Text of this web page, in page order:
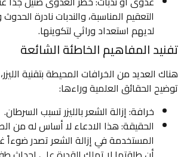
التعقيم المناسبة، والندبات نادرة
لديهم استعداد وراثي لتكوينها.
تفنيد المفاهيم الخاطئة الشائعة
هناك العديد من الخرافات المحيطة بتقنية
توضيح الحقائق العلمية وراءها:
خرافة: إزالة الشعر بالليزر تسبب السرطان.
الحقيقة: هذا الادعاء لا أساس له من
المستخدمة في إزالة الشعر تصدر ضوءاً